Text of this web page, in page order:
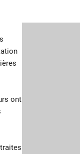
ont